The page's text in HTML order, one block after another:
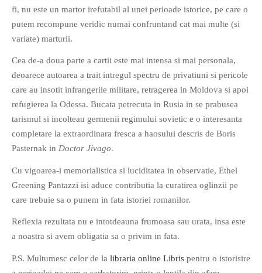
PRIETENI DIN BREASLA
Filme-Carti.ro
fi, nu este un martor irefutabil al unei perioade istorice, pe care o
putem recompune veridic numai confruntand cat mai multe (si
variate) marturii.
Cea de-a doua parte a cartii este mai intensa si mai personala,
deoarece autoarea a trait intregul spectru de privatiuni si pericole
care au insotit infrangerile militare, retragerea in Moldova si apoi
refugierea la Odessa. Bucata petrecuta in Rusia in se prabusea
tarismul si incolteau germenii regimului sovietic e o interesanta
completare la extraordinara fresca a haosului descris de Boris
Pasternak in Doctor Jivago.
Cu vigoarea-i memorialistica si luciditatea in observatie, Ethel
Greening Pantazzi isi aduce contributia la curatirea oglinzii pe
care trebuie sa o punem in fata istoriei romanilor.
Reflexia rezultata nu e intotdeauna frumoasa sau urata, insa este
a noastra si avem obligatia sa o privim in fata.
P.S. Multumesc celor de la libraria online Libris pentru o istorisire